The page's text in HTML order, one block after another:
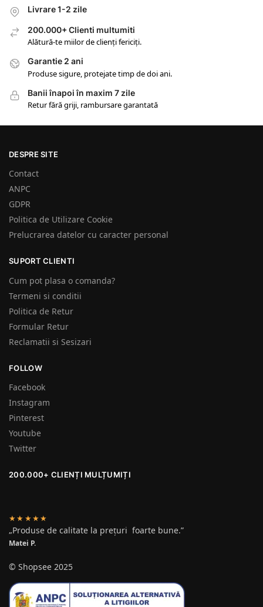
Livrare 1-2 zile
200.000+ Clienti multumiti
Alătură-te miilor de clienți fericiți.
Garantie 2 ani
Produse sigure, protejate timp de doi ani.
Banii înapoi în maxim 7 zile
Retur fără griji, rambursare garantată
DESPRE SITE
Contact
ANPC
GDPR
Politica de Utilizare Cookie
Prelucrarea datelor cu caracter personal
SUPORT CLIENTI
Cum pot plasa o comanda?
Termeni si conditii
Politica de Retur
Formular Retur
Reclamatii si Sesizari
FOLLOW
Facebook
Instagram
Pinterest
Youtube
Twitter
200.000+ CLIENȚI MULȚUMIȚI
★★★★★
„Produse de calitate la prețuri foarte bune.”
Matei P.
© Shopsee 2025